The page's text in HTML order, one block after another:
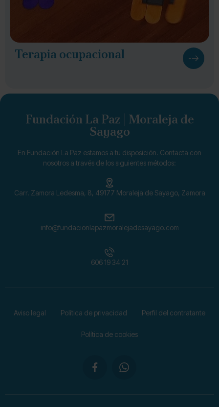
Terapia ocupacional
Fundación La Paz | Moraleja de
Sayago
En Fundación La Paz estamos a tu disposición. Contacta con
nosotros a través de los siguientes métodos:
Carr. Zamora Ledesma, 8, 49177 Moraleja de Sayago, Zamora
info@fundacionlapazmoralejadesayago.com
606 19 34 21
Aviso legal Política de privacidad Perfil del contratante
Política de cookies